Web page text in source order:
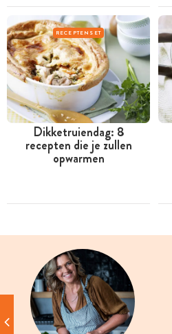
RECEPTENSET
Dikketruiendag: 8
recepten die je zullen
opwarmen